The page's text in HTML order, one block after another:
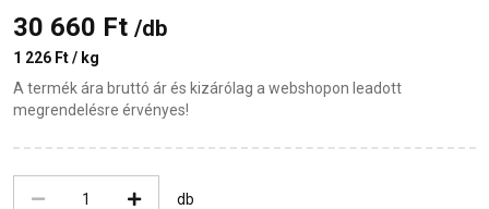
30 660 Ft /db
1 226 Ft / kg
A termék ára bruttó ár és kizárólag a webshopon leadott
megrendelésre érvényes!
db